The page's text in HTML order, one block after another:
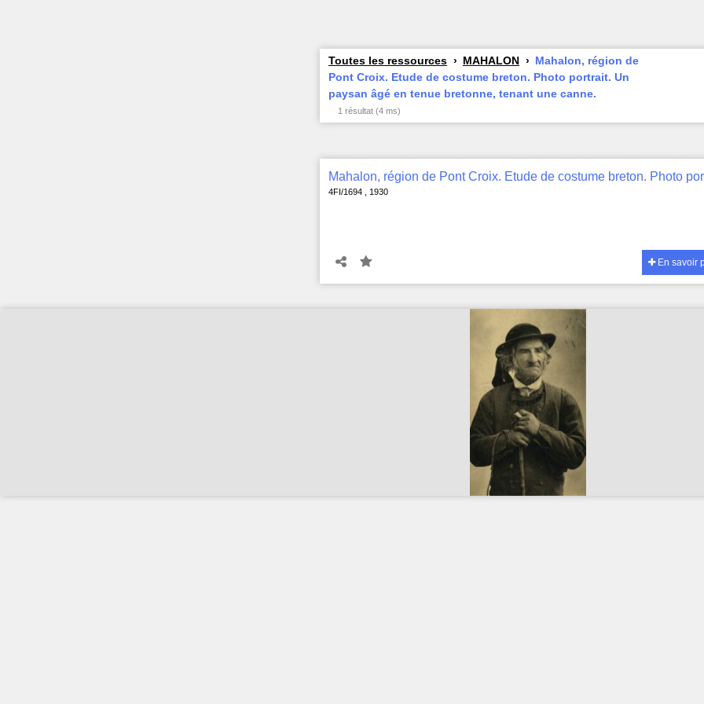
Toutes les ressources MAHALON
Mahalon, région de
Pont Croix. Etude de costume breton. Photo portrait. Un
paysan âgé en tenue bretonne, tenant une canne.
1 résultat (4 ms)
4FI/1694 , 1930
En savoir